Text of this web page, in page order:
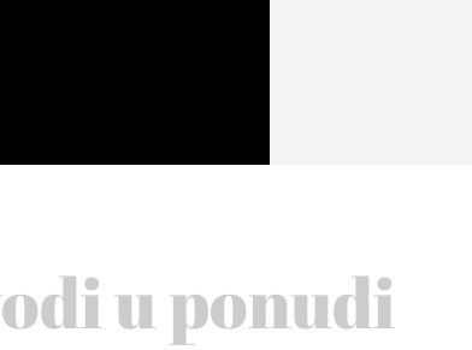
u ponudi